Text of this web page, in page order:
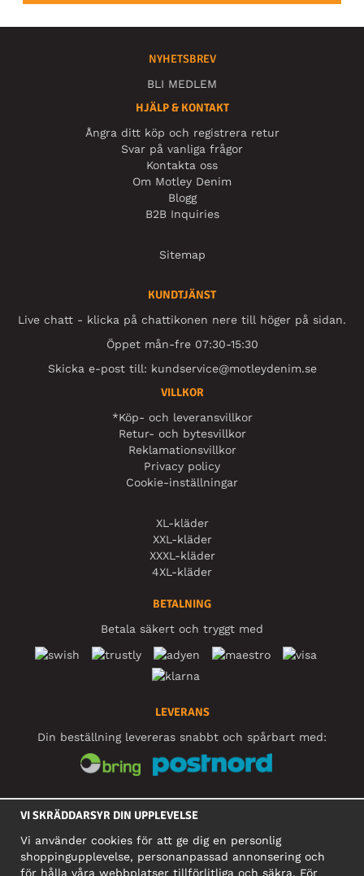
NYHETSBREV
BLI MEDLEM
HJÄLP & KONTAKT
Ångra ditt köp och registrera retur
Svar på vanliga frågor
Kontakta oss
Om Motley Denim
Blogg
B2B Inquiries
Sitemap
KUNDTJÄNST
Live chatt - klicka på chattikonen nere till höger på sidan.
Öppet mån-fre 07:30-15:30
Skicka e-post till: kundservice@motleydenim.se
VILLKOR
*Köp- och leveransvillkor
Retur- och bytesvillkor
Reklamationsvillkor
Privacy policy
Cookie-inställningar
XL-kläder
XXL-kläder
XXXL-kläder
4XL-kläder
BETALNING
Betala säkert och tryggt med
LEVERANS
Din beställning levereras snabbt och spårbart med:
SOCIALA MEDIER
FÖRETAG
VI SKRÄDDARSYR DIN UPPLEVELSE
Vi använder cookies för att ge dig en personlig
shoppingupplevelse, personanpassad annonsering och
för hålla våra webbplatser tillförlitliga och säkra. För